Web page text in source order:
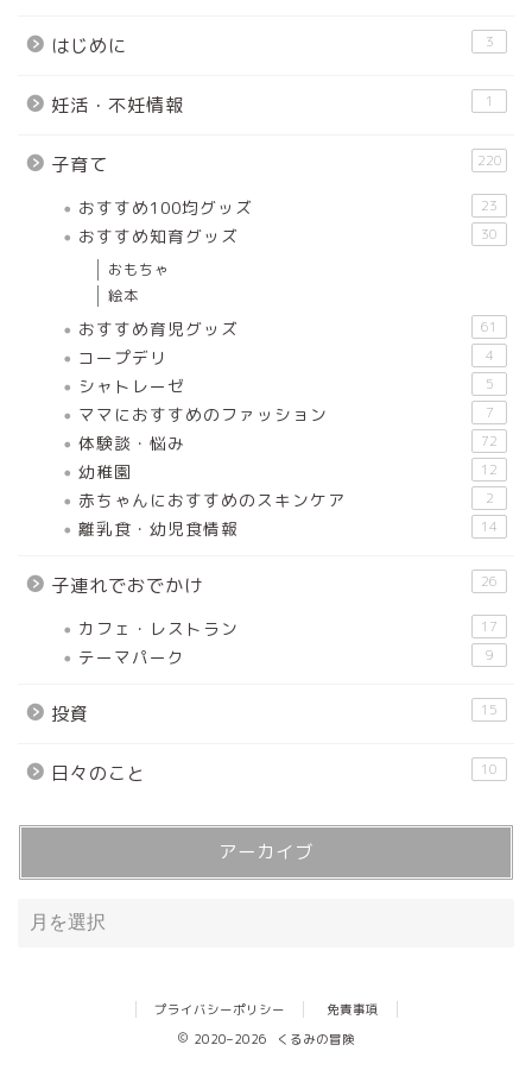
はじめに 3
妊活・不妊情報 1
子育て 220
おすすめ100均グッズ 23
おすすめ知育グッズ 30
おもちゃ
絵本
おすすめ育児グッズ 61
コープデリ 4
シャトレーゼ 5
ママにおすすめのファッション 7
体験談・悩み 72
幼稚園 12
赤ちゃんにおすすめのスキンケア 2
離乳食・幼児食情報 14
子連れでおでかけ 26
カフェ・レストラン 17
テーマパーク 9
投資 15
日々のこと 10
アーカイブ
プライバシーポリシー
免責事項
2020–2026 くるみの冒険